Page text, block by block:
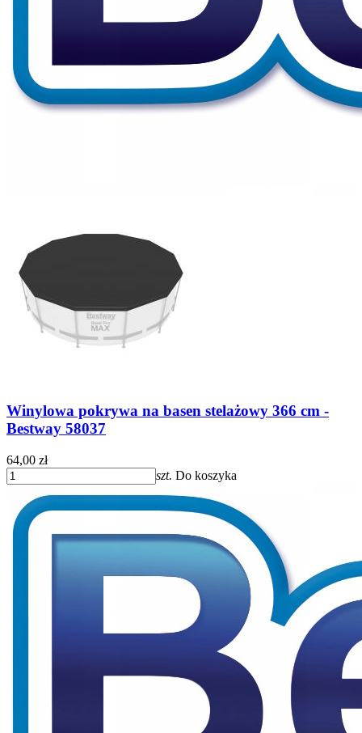
Winylowa pokrywa na basen stelażowy 366 cm -
Bestway 58037
64,00 zł
szt. Do koszyka